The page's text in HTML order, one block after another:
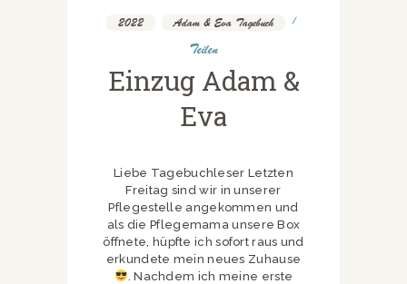
2022 Adam & Eva Tagebuch
Teilen
Einzug Adam &
Eva
Liebe Tagebuchleser Letzten
Freitag sind wir in unserer
Pflegestelle angekommen und
als die Pflegemama unsere Box
öffnete, hüpfte ich sofort raus und
erkundete mein neues Zuhause
. Nachdem ich meine erste